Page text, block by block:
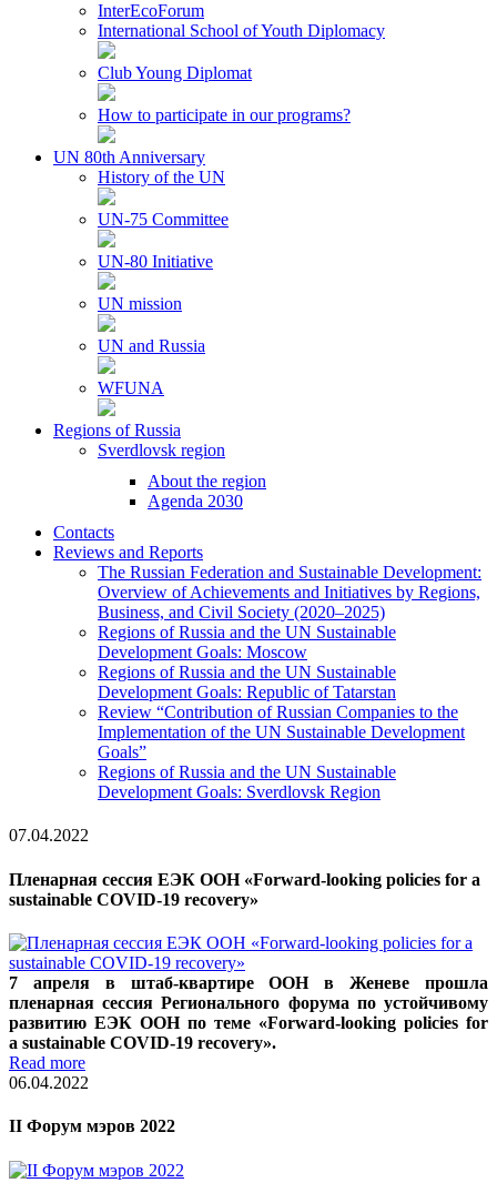
InterEcoForum
International School of Youth Diplomacy
Club Young Diplomat
How to participate in our programs?
UN 80th Anniversary
History of the UN
UN-75 Committee
UN-80 Initiative
UN mission
UN and Russia
WFUNA
Regions of Russia
Sverdlovsk region
About the region
Agenda 2030
Contacts
Reviews and Reports
The Russian Federation and Sustainable Development:
Overview of Achievements and Initiatives by Regions,
Business, and Civil Society (2020–2025)
Regions of Russia and the UN Sustainable
Development Goals: Moscow
Regions of Russia and the UN Sustainable
Development Goals: Republic of Tatarstan
Review “Contribution of Russian Companies to the
Implementation of the UN Sustainable Development
Goals”
Regions of Russia and the UN Sustainable
Development Goals: Sverdlovsk Region
07.04.2022
Пленарная сессия ЕЭК ООН «Forward-looking policies for a
sustainable COVID-19 recovery»
7 апреля в штаб-квартире ООН в Женеве прошла
пленарная сессия Регионального форума по устойчивому
развитию ЕЭК ООН по теме «Forward-looking policies for
a sustainable COVID-19 recovery».
Read more
06.04.2022
II Форум мэров 2022